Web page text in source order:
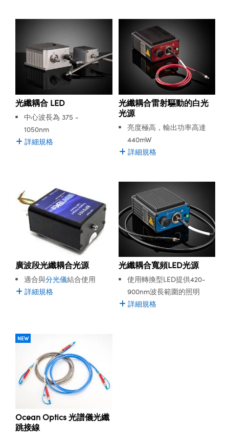
| 超快光學
Sputtering) Coated Optics |
濺鍍）鍍膜光學元件
Elements (DOE) | 繞射光
Lenses | 變焦鏡頭模組
Targets | 顯微鏡標靶
Stage Micrometers | 刻劃板或
Mechanics | 顯微鏡用結構件
Microscopes | 袖珍顯微鏡
and Optomechanics |
| 模擬相機
| 成像系統
Development Systems
Optical Company
Components
Gratings™
(UFI)
光纖耦合 LED
中心波長為 375 -
1050nm
詳細規格
光纖耦合雷射驅動的白光
光源
亮度極高，輸出功率高達
440mW
詳細規格
廣波段光纖耦合光源
適合與分光儀結合使用
詳細規格
光纖耦合寬頻LED光源
使用轉換型LED提供420-
900nm波長範圍的照明
詳細規格
NEW
Ocean Optics 光譜儀光纖
跳接線